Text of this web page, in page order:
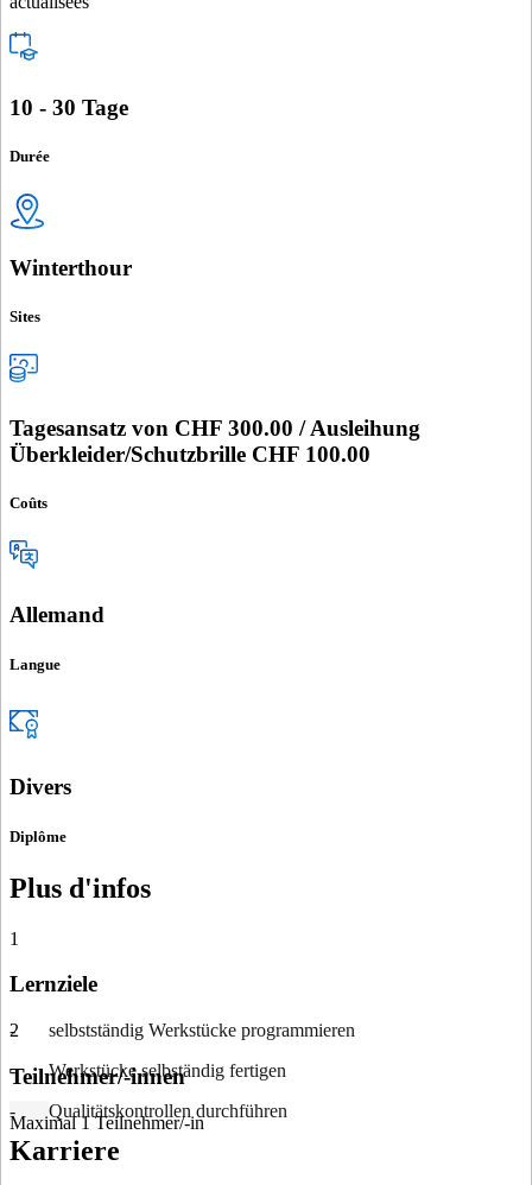
10 - 30 Tage
Durée
Winterthour
Sites
Tagesansatz von CHF 300.00 / Ausleihung
Überkleider/Schutzbrille CHF 100.00
Coûts
Allemand
Langue
Divers
Diplôme
Plus d'infos
1
Lernziele
- selbstständig Werkstücke programmieren
- Werkstücke selbständig fertigen
- Qualitätskontrollen durchführen
2
Teilnehmer/-innen
Maximal 1 Teilnehmer/-in
Karriere